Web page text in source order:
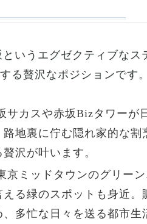
いうエグゼクティブなス
る贅沢なポジションです。
サカスや赤坂Bizタワーが
地裏に佇む隠れ家的な割
沢が叶います。
京ミッドタウンのグリー
る緑のスポットも身近。
多忙な日々を送る都市生